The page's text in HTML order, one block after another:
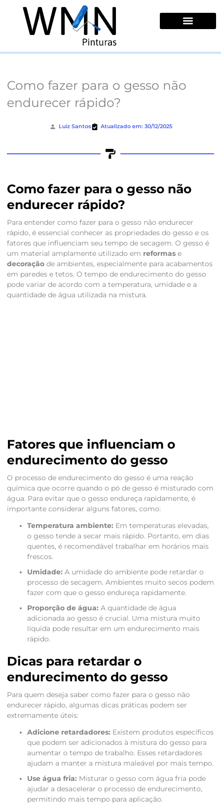
conteúdo
Como fazer para o gesso não
endurecer rápido?
Luiz Santos Atualizado em: 30/12/2025
Como fazer para o gesso não
endurecer rápido?
Para entender como fazer para o gesso não endurecer
rápido, é essencial conhecer as propriedades do gesso e os
fatores que influenciam seu tempo de secagem. O gesso é
um material amplamente utilizado em reformase
decoraçãode ambientes, especialmente para acabamentos
em paredes e tetos. O tempo de endurecimento do gesso
pode variar de acordo com a temperatura, umidade e a
quantidade de água utilizada na mistura.
Fatores que influenciam o
endurecimento do gesso
O processo de endurecimento do gesso é uma reação
química que ocorre quando o pó de gesso é misturado com
água. Para evitar que o gesso endureça rapidamente, é
importante considerar alguns fatores, como:
Temperatura ambiente: Em temperaturas elevadas,
o gesso tende a secar mais rápido. Portanto, em dias
quentes, é recomendável trabalhar em horários mais
frescos.
Umidade: A umidade do ambiente pode retardar o
processo de secagem. Ambientes muito secos podem
fazer com que o gesso endureça rapidamente.
Proporção de água: A quantidade de água
adicionada ao gesso é crucial. Uma mistura muito
líquida pode resultar em um endurecimento mais
rápido.
Dicas para retardar o
endurecimento do gesso
Para quem deseja saber como fazer para o gesso não
endurecer rápido, algumas dicas práticas podem ser
extremamente úteis:
Adicione retardadores: Existem produtos específicos
que podem ser adicionados à mistura do gesso para
aumentar o tempo de trabalho. Esses retardadores
ajudam a manter a mistura maleável por mais tempo.
Use água fria: Misturar o gesso com água fria pode
ajudar a desacelerar o processo de endurecimento,
permitindo mais tempo para aplicação.